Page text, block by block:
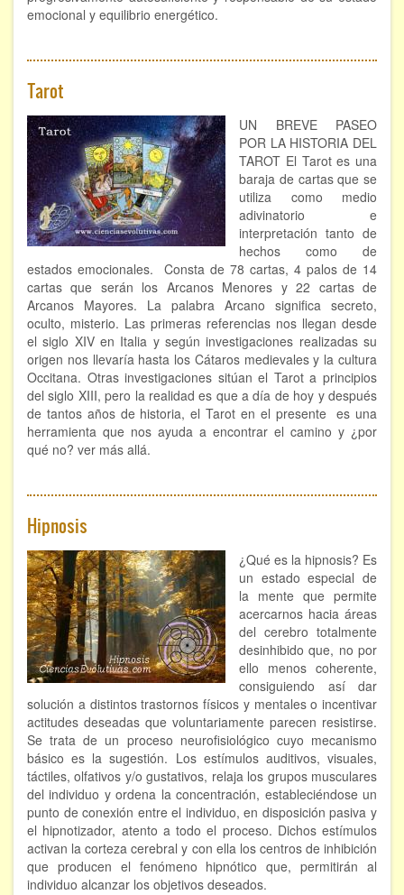
emocional y equilibrio energético.
Tarot
UN BREVE PASEO
POR LA HISTORIA DEL
TAROT El Tarot es una
baraja de cartas que se
utiliza como medio
adivinatorio e
interpretación tanto de
hechos como de
estados emocionales. Consta de 78 cartas, 4 palos de 14
cartas que serán los Arcanos Menores y 22 cartas de
Arcanos Mayores. La palabra Arcano significa secreto,
oculto, misterio. Las primeras referencias nos llegan desde
el siglo XIV en Italia y según investigaciones realizadas su
origen nos llevaría hasta los Cátaros medievales y la cultura
Occitana. Otras investigaciones sitúan el Tarot a principios
del siglo XIII, pero la realidad es que a día de hoy y después
de tantos años de historia, el Tarot en el presente es una
herramienta que nos ayuda a encontrar el camino y ¿por
qué no? ver más allá.
Hipnosis
¿Qué es la hipnosis? Es
un estado especial de
la mente que permite
acercarnos hacia áreas
del cerebro totalmente
desinhibido que, no por
ello menos coherente,
consiguiendo así dar
solución a distintos trastornos físicos y mentales o incentivar
actitudes deseadas que voluntariamente parecen resistirse.
Se trata de un proceso neurofisiológico cuyo mecanismo
básico es la sugestión. Los estímulos auditivos, visuales,
táctiles, olfativos y/o gustativos, relaja los grupos musculares
del individuo y ordena la concentración, estableciéndose un
punto de conexión entre el individuo, en disposición pasiva y
el hipnotizador, atento a todo el proceso. Dichos estímulos
activan la corteza cerebral y con ella los centros de inhibición
que producen el fenómeno hipnótico que, permitirán al
individuo alcanzar los objetivos deseados.